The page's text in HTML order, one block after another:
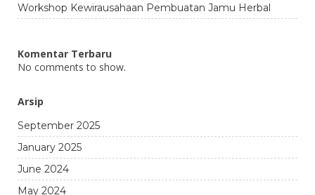
Workshop Kewirausahaan Pembuatan Jamu Herbal
Komentar Terbaru
No comments to show.
Arsip
September 2025
January 2025
June 2024
May 2024